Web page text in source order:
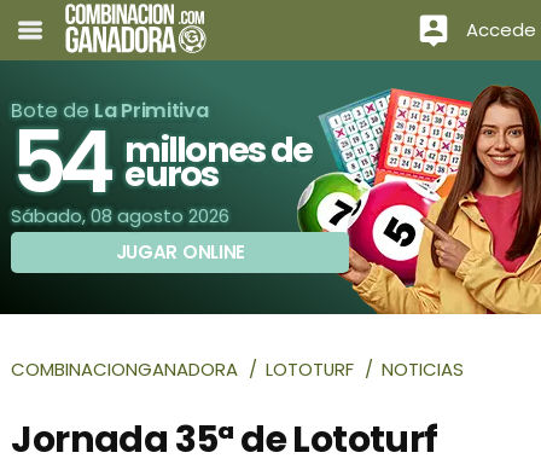
Accede
Bote de La Primitiva
54 millones de
euros
Sábado, 08 agosto 2026
JUGAR ONLINE
COMBINACIONGANADORA LOTOTURF NOTICIAS
Jornada 35ª de Lototurf